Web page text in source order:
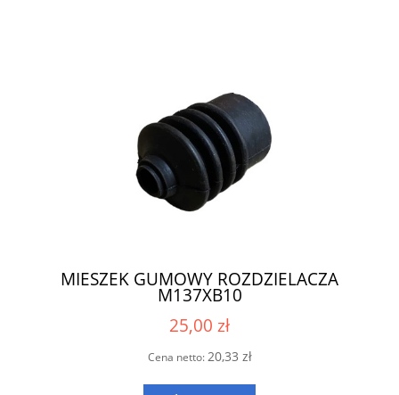
MIESZEK GUMOWY ROZDZIELACZA
M137XB10
25,00 zł
Cena netto:20,33 zł